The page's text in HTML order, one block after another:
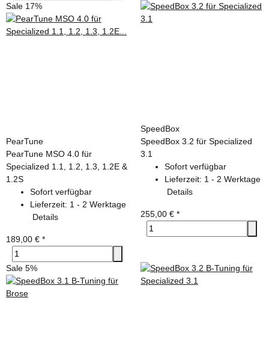
Sale 17%
PearTune
PearTune MSO 4.0 für
Specialized 1.1, 1.2, 1.3, 1.2E &
1.2S
Sofort verfügbar
Lieferzeit: 1 - 2 Werktage
Details
189,00 € *
SpeedBox
SpeedBox 3.2 für Specialized
3.1
Sofort verfügbar
Lieferzeit: 1 - 2 Werktage
Details
255,00 € *
Sale 5%